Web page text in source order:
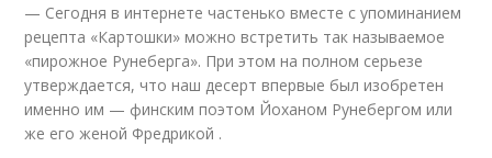
— Сегодня в интернете частенько вместе с упоминанием
рецепта «Картошки» можно встретить так называемое
«пирожное Рунеберга». При этом на полном серьезе
утверждается, что наш десерт впервые был изобретен
именно им — финским поэтом Йоханом Рунебергом или
же его женой Фредрикой .